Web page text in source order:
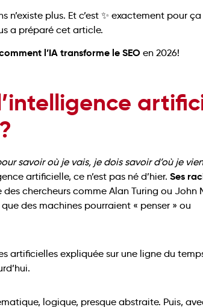
n’existe plus. Et c’est ✨ exactement pour ça
a préparé cet article.
l’IA transforme le SEO en 2026!
savoir où je vais, je dois savoir d’où je
artificielle, ce n’est pas né d’hier. Ses
des chercheurs comme Alan Turing ou John
des machines pourraient « penser » ou
logique, presque abstraite. Puis,